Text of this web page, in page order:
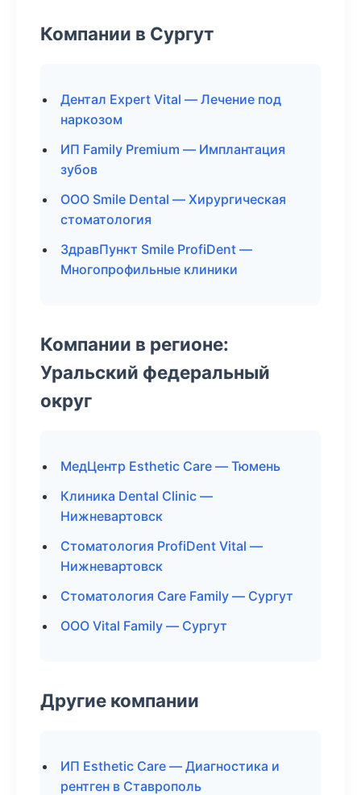
Компании в Сургут
Дентал Expert Vital — Лечение под
наркозом
ИП Family Premium — Имплантация
зубов
ООО Smile Dental — Хирургическая
стоматология
ЗдравПункт Smile ProfiDent —
Многопрофильные клиники
Компании в регионе:
Уральский федеральный
округ
МедЦентр Esthetic Care — Тюмень
Клиника Dental Clinic —
Нижневартовск
Стоматология ProfiDent Vital —
Нижневартовск
Стоматология Care Family — Сургут
ООО Vital Family — Сургут
Другие компании
ИП Esthetic Care — Диагностика и
рентген в Ставрополь